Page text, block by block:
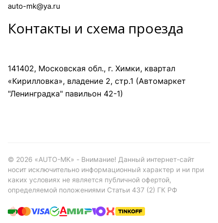
auto-mk@ya.ru
Контакты и схема проезда
141402, Московская обл., г. Химки, квартал
«Кирилловка», владение 2, стр.1 (Автомаркет
"Ленинградка" павильон 42-1)
© 2026 «AUTO-MK» - Внимание! Данный интернет-сайт
носит исключительно информационный характер и ни при
каких условиях не является публичной офертой,
определяемой положениями Статьи 437 (2) ГК РФ